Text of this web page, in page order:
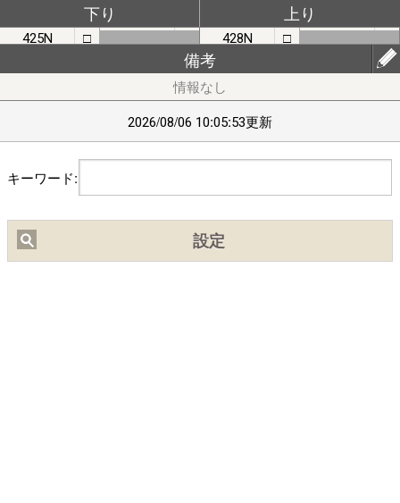
【端末の設定】(android)｢設定(歯車)｣⇒｢現在地情報｣⇒｢プライ
バシー｣/(iphone)｢設定(歯車)｣⇒｢プライバシー｣⇒｢現在地情報｣
【ﾌﾞﾗｳｻﾞの設定】(chrome)右上ﾒﾆｭｰ⇒｢設定(歯車)｣⇒｢ｻｲﾄの設
定｣/(safari)左上ﾒﾆｭｰ⇒｢Webｻｲﾄの設定｣⇒｢位置情報｣ で位置情報
を｢許可｣にしてください｡
2/20頃より中国IPから通常の10倍程度のアクセスがありサイト
が不安定になっておりました。穴埋め作業の結果、現在は通常の
下り
上り
425N □ 428N □
備考
2026/08/06 10:05:53更新
キーワード:
設定